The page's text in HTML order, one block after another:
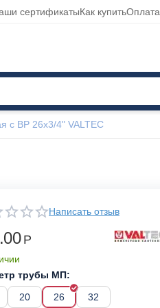
сертификатыКак купитьОплата
с ВР 26x3/4" VALTEC
Написать отзыв
Р
трубы МП:
20 26 32